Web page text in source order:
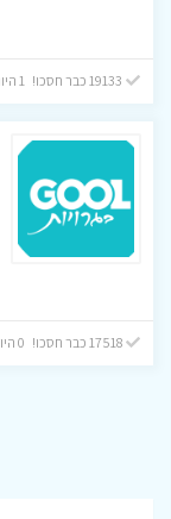
17518 כבר חסכו! 0 היום